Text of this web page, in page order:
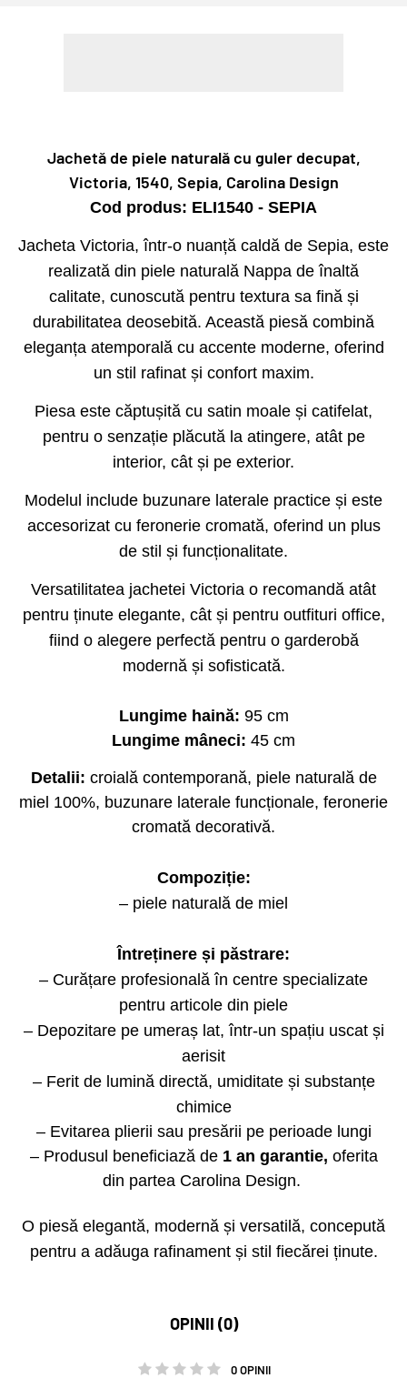
Jachetă de piele naturală cu guler decupat,
Victoria, 1540, Sepia, Carolina Design
Cod produs: ELI1540 - SEPIA
Jacheta Victoria, într-o nuanță caldă de Sepia, este
realizată din piele naturală Nappa de înaltă
calitate, cunoscută pentru textura sa fină și
durabilitatea deosebită. Această piesă combină
eleganța atemporală cu accente moderne, oferind
un stil rafinat și confort maxim.
Piesa este căptușită cu satin moale și catifelat,
pentru o senzație plăcută la atingere, atât pe
interior, cât și pe exterior.
Modelul include buzunare laterale practice și este
accesorizat cu feronerie cromată, oferind un plus
de stil și funcționalitate.
Versatilitatea jachetei Victoria o recomandă atât
pentru ținute elegante, cât și pentru outfituri office,
fiind o alegere perfectă pentru o garderobă
modernă și sofisticată.
Lungime haină: 95 cm
Lungime mâneci: 45 cm
Detalii: croială contemporană, piele naturală de
miel 100%, buzunare laterale funcționale, feronerie
cromată decorativă.
Compoziție:
– piele naturală de miel
Întreținere și păstrare:
– Curățare profesională în centre specializate
pentru articole din piele
– Depozitare pe umeraș lat, într-un spațiu uscat și
aerisit
– Ferit de lumină directă, umiditate și substanțe
chimice
– Evitarea plierii sau presării pe perioade lungi
– Produsul beneficiază de 1 an garantie, oferita
din partea Carolina Design.
O piesă elegantă, modernă și versatilă, concepută
pentru a adăuga rafinament și stil fiecărei ținute.
OPINII (0)
0 OPINII